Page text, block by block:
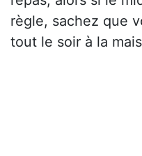
règle, sachez que
tout le soir à la